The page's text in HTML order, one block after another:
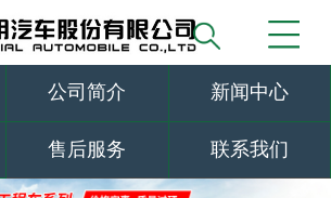
公司简介 新闻中心
售后服务 联系我们